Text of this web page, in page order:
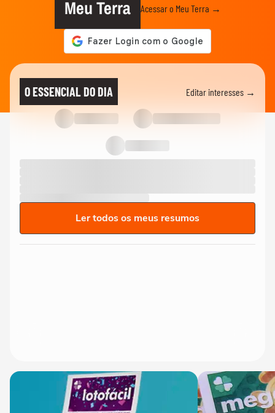
Meu Terra Acessar o Meu Terra →
O ESSENCIAL DO DIA Editar interesses →
Ler todos os meus resumos